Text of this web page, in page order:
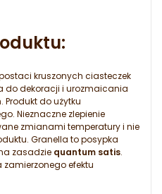
kruszonych ciasteczek
do dekoracji i urozmaicania
Produkt do użytku
Nieznaczne zlepienie
zmianami temperatury i nie
Granella to posypka
zasadzie quantum satis.
zamierzonego efektu